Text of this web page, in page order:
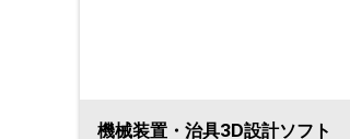
機械装置・治具3D設計ソフト